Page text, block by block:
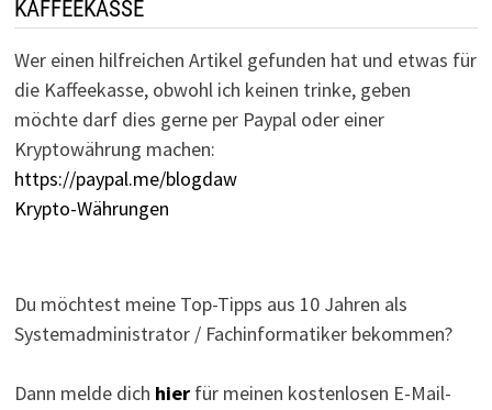
KAFFEEKASSE
Wer einen hilfreichen Artikel gefunden hat und etwas für
die Kaffeekasse, obwohl ich keinen trinke, geben
möchte darf dies gerne per Paypal oder einer
Kryptowährung machen:
https://paypal.me/blogdaw
Krypto-Währungen
Du möchtest meine Top-Tipps aus 10 Jahren als
Systemadministrator / Fachinformatiker bekommen?
Dann melde dich hierfür meinen kostenlosen E-Mail-